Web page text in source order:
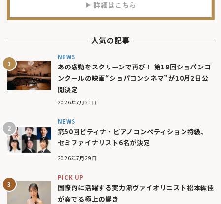
人気の記事
NEWS
あの感動をスクリーンで再び！ 第19回ショパンコ
ンクールの映画“ショパコンシネマ”が10月2日公
開決定
2026年7月31日
NEWS
第50回ピティナ・ピアノコンペティション特級、
セミファイナリスト6名が決定
2026年7月29日
PICK UP
国際的に活躍する実力派ヴァイオリニスト松本紘佳
が奏でる極上の響き